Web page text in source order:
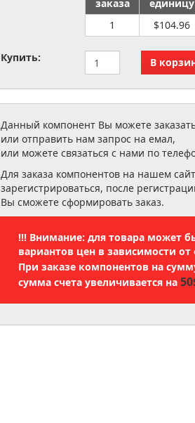
заказа
единицу
1
$104.96
Купить:
Данный компонент Вы можете
или отправить нам запрос на емал,
или можете связаться с нами по
Для заказа компонентов на нашем
зарегистрироваться, после
Вы сможете сформировать заказ.
!!! Внимание: для товара может
вариантов цен в зависимости от
При заказе компонентов на
сумма счета увеличивается на